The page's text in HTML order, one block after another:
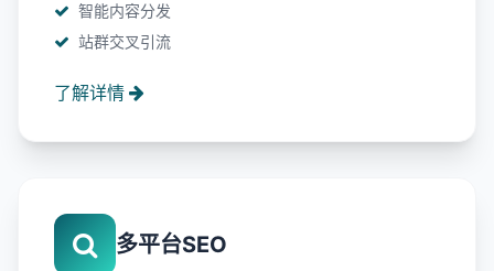
智能内容分发
站群交叉引流
了解详情
多平台SEO